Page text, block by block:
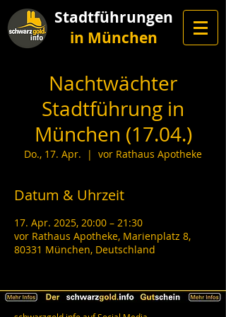
Stadtführungen
in München
Nachtwächter
Stadtführung in
München (17.04.)
Do., 17. Apr.
  |
vor Rathaus Apotheke
Datum & Uhrzeit
17. Apr. 2025, 20:00 – 21:30
vor Rathaus Apotheke, Marienplatz 8,
80331 München, Deutschland